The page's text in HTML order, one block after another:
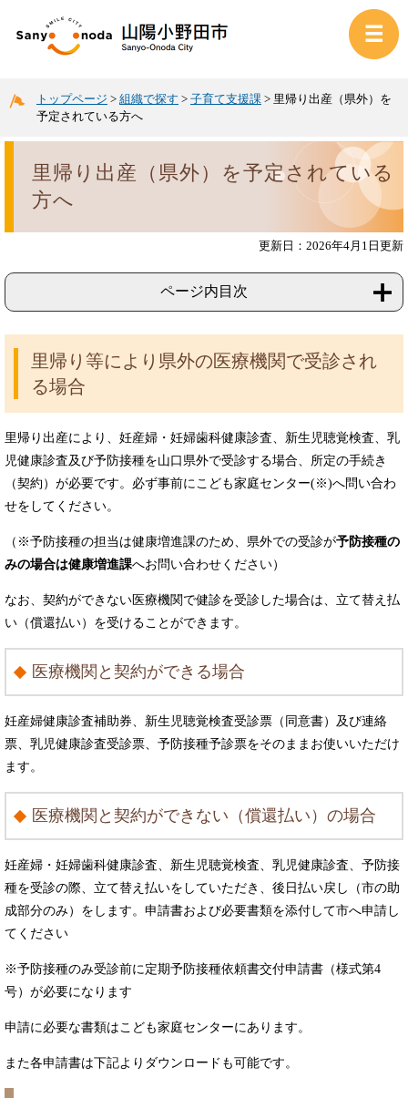
トップページ > 組織で探す > 子育て支援課 > 里帰り出産（県外）を
予定されている方へ
里帰り出産（県外）を予定されている
方へ
更新日：2026年4月1日更新
ページ内目次
里帰り等により県外の医療機関で受診され
る場合
里帰り出産により、妊産婦・妊婦歯科健康診査、新生児聴覚検査、乳
児健康診査及び予防接種を山口県外で受診する場合、所定の手続き
（契約）が必要です。必ず事前にこども家庭センター(※)へ問い合わ
せをしてください。
（※予防接種の担当は健康増進課のため、県外での受診が予防接種の
みの場合は健康増進課へお問い合わせください）
なお、契約ができない医療機関で健診を受診した場合は、立て替え払
い（償還払い）を受けることができます。
医療機関と契約ができる場合
妊産婦健康診査補助券、新生児聴覚検査受診票（同意書）及び連絡
票、乳児健康診査受診票、予防接種予診票をそのままお使いいただけ
ます。
医療機関と契約ができない（償還払い）の場合
妊産婦・妊婦歯科健康診査、新生児聴覚検査、乳児健康診査、予防接
種を受診の際、立て替え払いをしていただき、後日払い戻し（市の助
成部分のみ）をします。申請書および必要書類を添付して市へ申請し
てください
※予防接種のみ受診前に定期予防接種依頼書交付申請書（様式第4
号）が必要になります
申請に必要な書類はこども家庭センターにあります。
また各申請書は下記よりダウンロードも可能です。